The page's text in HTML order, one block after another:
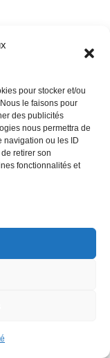
pour stocker et/ou
le faisons pour
des publicités
nous permettra de
navigation ou les ID
retirer son
fonctionnalités et
des